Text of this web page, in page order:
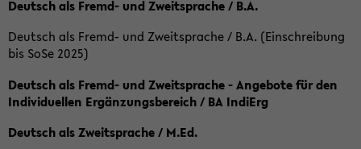
Deutsch als Fremd- und Zweitsprache / B.A.
Deutsch als Fremd- und Zweitsprache / B.A. (Einschreibung
bis SoSe 2025)
Deutsch als Fremd- und Zweitsprache - Angebote für den
Individuellen Ergänzungsbereich / BA IndiErg
Deutsch als Zweitsprache / M.Ed.